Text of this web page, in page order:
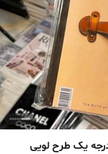
یک طرح لویی